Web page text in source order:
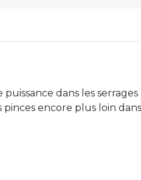
dans les serrages
encore plus loin